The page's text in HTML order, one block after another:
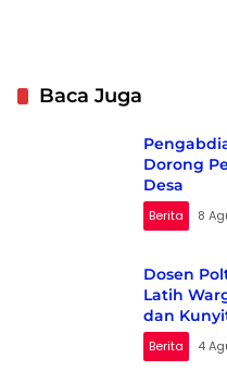
Baca Juga
Dorong
Desa
Berita 8
Dosen
Latih
dan
Ekonomi
Berita 4